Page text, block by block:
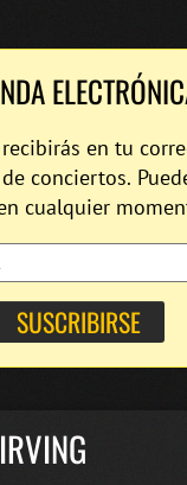
en tu
conciertos.
cualquier